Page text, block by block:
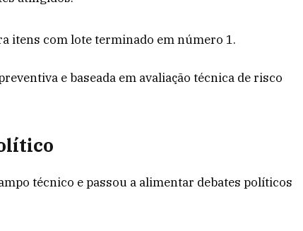
itens com lote terminado em número 1.
e baseada em avaliação técnica de risco
técnico e passou a alimentar debates políticos